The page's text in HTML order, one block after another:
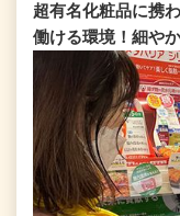
超有名化粧品に携
働ける環境！細や